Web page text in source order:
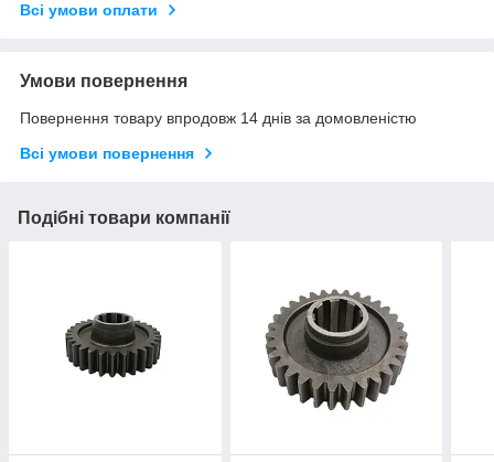
Всі умови оплати
Умови повернення
Повернення товару впродовж 14 днів за домовленістю
Всі умови повернення
Подібні товари компанії